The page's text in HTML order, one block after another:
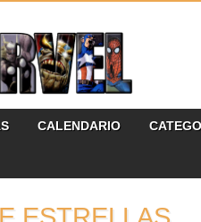
CALENDARIO